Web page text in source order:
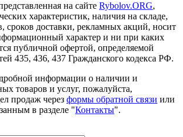
на сайте Rybolov.ORG,
характеристик, наличия на складе,
сроков доставки, рекламных акций, носит
характер и ни при каких
публичной офертой, определяемой
435, 436, 437 Гражданского кодекса РФ.
информации о наличии и
товаров и услуг, пожалуйста,
продаж через формы обратной связи или
в разделе "Контакты".